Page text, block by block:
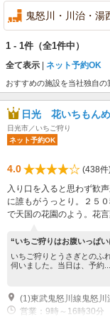
1.佐野市・小山市・足利
県の全域にわたってイチゴ狩りが楽しめる。大粒で甘みの強い「とちおとめ」、
2.真岡市を中心とした県南
メロンの栽培も盛ん。6月中はクインシ
鬼怒川・川治・湯西川・
1 - 1件 （全1件中）
全て表示 ネット予約OK
おすすめの施設を当社独自の
日光 花いちもんめ
日光市／いちご狩り
ネット予約OK
4.0
(438件
入り口を入ると思わず歓
に誰もがうっとり。２５
で天国の花園のよう。花言
“いちご狩りはお腹いっぱ
いちご狩りとうさぎとのふ
伺いました。当日は、予約...
営業：9時～16時30分